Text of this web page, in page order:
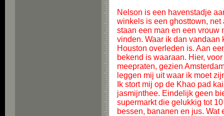
Nelson is een havenstadje
winkels is een ghosttown,
staan een man en een vrouw
vinden. Waar ik dan vandaan
Houston overleden is. Aan
bekend is waaraan. Hier,
meepraten, gezien
leggen mij uit waar ik moet
Ik stort mij op de Khao pad
jasmijnthee. Eindelijk geen
supermarkt die gelukkig tot
bessen, bananen en jus. Wat